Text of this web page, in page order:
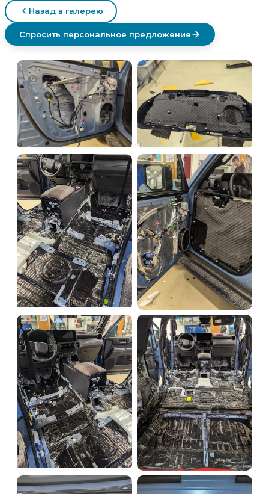
Назад в галерею
Спросить персональное предложение